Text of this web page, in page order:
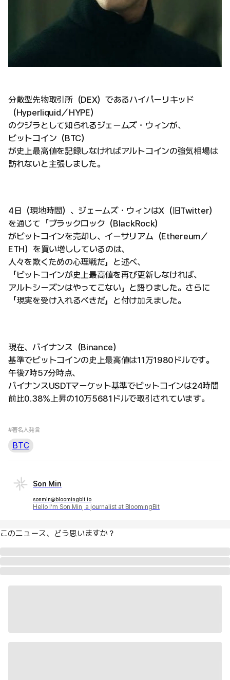
分散型先物取引所（DEX）であるハイパーリキッド
（Hyperliquid／HYPE）
のクジラとして知られるジェームズ・ウィンが、
ビットコイン（BTC）
が史上最高値を記録しなければアルトコインの強気相場は
訪れないと主張しました。
4日（現地時間）、ジェームズ・ウィンはX（旧Twitter）
を通じて「ブラックロック（BlackRock）
がビットコインを売却し、イーサリアム（Ethereum／
ETH）を買い増ししているのは、
人々を欺くための心理戦だ」と述べ、
「ビットコインが史上最高値を再び更新しなければ、
アルトシーズンはやってこない」と語りました。さらに
「現実を受け入れるべきだ」と付け加えました。
現在、バイナンス（Binance）
基準でビットコインの史上最高値は11万1980ドルです。
午後7時57分時点、
バイナンスUSDTマーケット基準でビットコインは24時間
前比0.38%上昇の10万5681ドルで取引されています。
#著名人発言
BTC
Son Min
sonmin@bloomingbit.io
Hello I’m Son Min, a journalist at BloomingBit
このニュース、どう思いますか？